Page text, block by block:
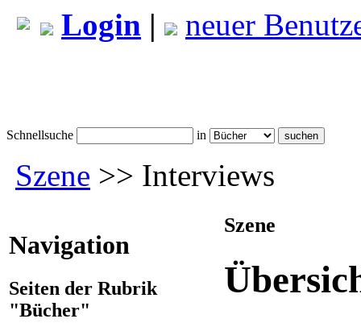
Login | neuer
Schnellsuche in
Szene >> Interviews
Navigation
Seiten der Rubrik
"Bücher"
Szene